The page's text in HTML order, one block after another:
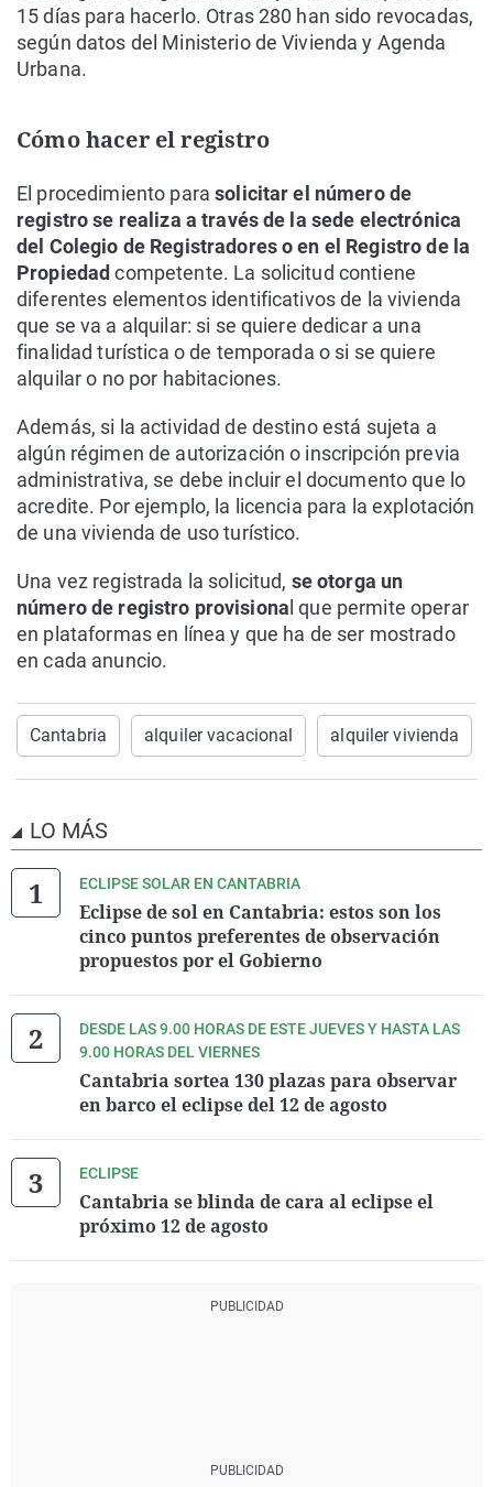
15 días para hacerlo. Otras 280 han sido revocadas,
según datos del Ministerio de Vivienda y Agenda
Urbana.
Cómo hacer el registro
El procedimiento para solicitar el número de
registro se realiza a través de la sede electrónica
del Colegio de Registradores o en el Registro de la
Propiedadcompetente. La solicitud contiene
diferentes elementos identificativos de la vivienda
que se va a alquilar: si se quiere dedicar a una
finalidad turística o de temporada o si se quiere
alquilar o no por habitaciones.
Además, si la actividad de destino está sujeta a
algún régimen de autorización o inscripción previa
administrativa, se debe incluir el documento que lo
acredite. Por ejemplo, la licencia para la explotación
de una vivienda de uso turístico.
Una vez registrada la solicitud, se otorga un
número de registro provisiona l que permite operar
en plataformas en línea y que ha de ser mostrado
en cada anuncio.
Cantabria alquiler vacacional alquiler vivienda
LO MÁS
ECLIPSE SOLAR EN CANTABRIA
Eclipse de sol en Cantabria: estos son los
cinco puntos preferentes de observación
propuestos por el Gobierno
DESDE LAS 9.00 HORAS DE ESTE JUEVES Y HASTA LAS
9.00 HORAS DEL VIERNES
Cantabria sortea 130 plazas para observar
en barco el eclipse del 12 de agosto
ECLIPSE
Cantabria se blinda de cara al eclipse el
próximo 12 de agosto